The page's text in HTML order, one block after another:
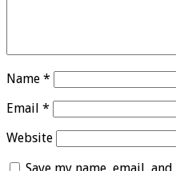
Name *
Email *
Website